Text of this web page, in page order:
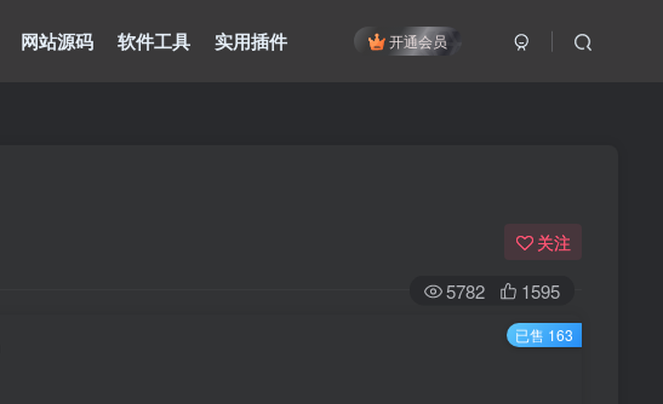
开通会员
网站源码 软件工具 实用插件
关注
5782 1595
已售 163